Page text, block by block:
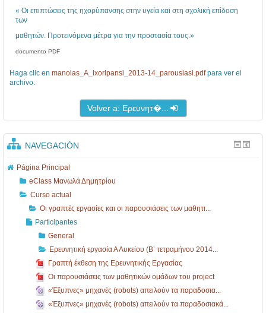
« Οι επιπτώσεις της ηχορύπανσης στην υγεία και στη σχολική επίδοση
των
μαθητών. Προτεινόμενα μέτρα για την προστασία τους.»
documento PDF
Haga clic en manolas_A_ixoripansi_2013-14_parousiasi.pdfpara ver el
archivo.
Volver a: Ερευνητ�...
NAVEGACIÓN
Página Principal
eClass Μανωλά Δημητρίου
Curso actual
Οι γραπτές εργασίες και οι παρουσιάσεις των μαθητι...
Participantes
General
Ερευνητική εργασία Α Λυκείου (Β’ τετραμήνου 2014...
Γραπτή έκθεση της Ερευνητικής Εργασίας
Οι παρουσιάσεις των μαθητικών ομάδων του project
«Έξυπνες» μηχανές (robots) απειλούν τα παραδοσια...
«Έξυπνες» μηχανές (robots) απειλούν τα παραδοσιακά...